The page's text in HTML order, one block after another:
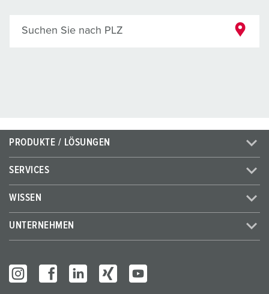
Suchen Sie nach PLZ
PRODUKTE / LÖSUNGEN
SERVICES
WISSEN
UNTERNEHMEN